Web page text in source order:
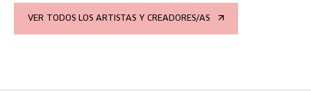
VER TODOS LOS ARTISTAS Y CREADORES/AS